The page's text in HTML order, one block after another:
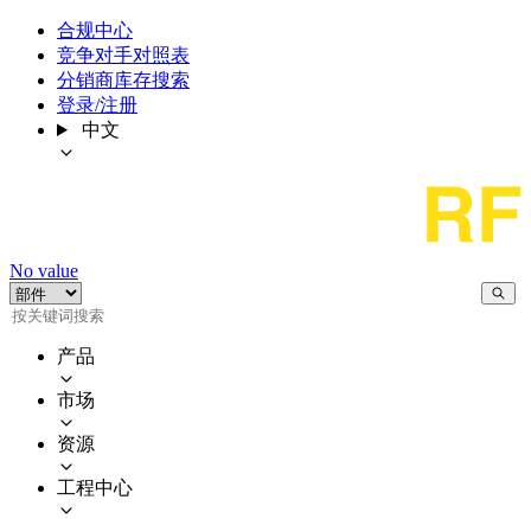
合规中心
竞争对手对照表
分销商库存搜索
登录/注册
中文
No value
产品
市场
资源
工程中心